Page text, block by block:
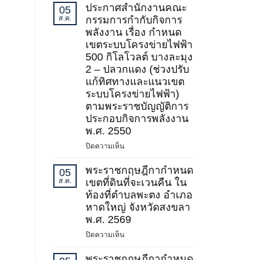
สำนักงาน
คณะ
กรรมการ
กำกับ
กิจการ
พลังงาน
เรื่อง
กำหนด
เขต
ระบบ
โครง
ข่าย
500
โวลต์
ชายแดน
(บริเวณ
จังหวัด
น่าน)
น่าน
05
ส.ค.
ประกาศสำนักงานคณะ
กรรมการกำกับกิจการ
พลังงาน เรื่อง กำหนด
เขตระบบโครงข่ายไฟฟ้า
500 กิโลโวลต์ บางละมุง
2 – ปลวกแดง (ช่วงปรับ
แก้ทิศทางและแนวเขต
ระบบโครงข่ายไฟฟ้า)
ตามพระราชบัญญัติการ
ประกอบกิจการพลังงาน
พ.ศ. 2550
ปิดความเห็นบน
สำนักงาน
คณะ
กำกับ
กิจการ
พลังงาน
เรื่อง
เขต
05
ส.ค.
พระราชกฤษฎีกากำหนด
เขตที่ดินที่จะเวนคืน ใน
ท้องที่ตำบลพะตง อำเภอ
หาดใหญ่ จังหวัดสงขลา
พ.ศ. 2569
ปิดความเห็นบน
ราช